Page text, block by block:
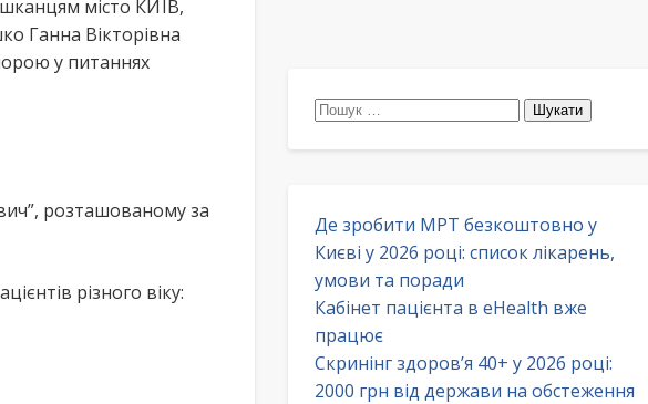
місто КИЇВ,
Ганна Вікторівна
у питаннях
розташованому за
різного віку:
Пошук:
Де зробити МРТ безкоштовно у
Києві у 2026 році: список лікарень,
умови та поради
Кабінет пацієнта в eHealth вже
працює
Скринінг здоров’я 40+ у 2026 році:
2000 грн від держави на обстеження